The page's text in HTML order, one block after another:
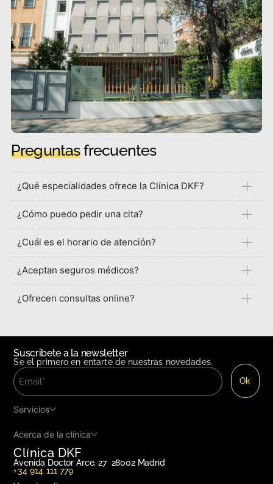
Preguntasfrecuentes
¿Qué especialidades ofrece la Clínica DKF?
¿Cómo puedo pedir una cita?
¿Cuál es el horario de atención?
¿Aceptan seguros médicos?
¿Ofrecen consultas online?
Clínica DKF
Avenida Doctor Arce, 27 28002 Madrid
+34 914 111 779
Suscribete a la newsletter
Se el primero en entarte de nuestras novedades.
Servicios
Acerca de la clínica